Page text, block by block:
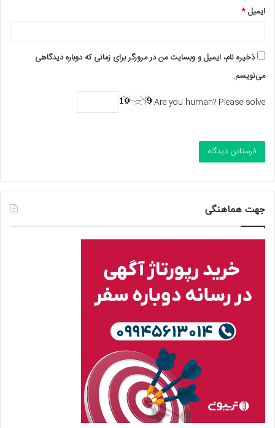
ایمیل*
ذخیره نام، ایمیل و وبسایت من در مرورگر برای زمانی که دوباره دیدگاهی
می‌نویسم.
Are you human? Please solve:
جهت هماهنگی